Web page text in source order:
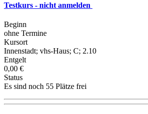
Testkurs - nicht anmelden
Beginn
ohne Termine
Kursort
Innenstadt; vhs-Haus; C; 2.10
Entgelt
0,00 €
Status
Es sind noch 55 Plätze frei